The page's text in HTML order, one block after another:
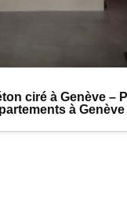
ciré à Genève –
à